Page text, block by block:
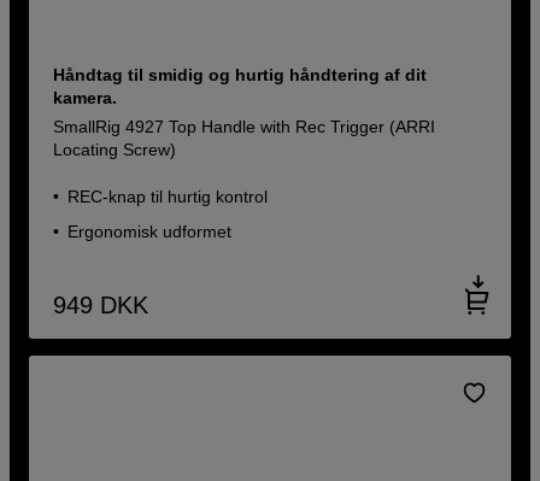
Håndtag til smidig og hurtig håndtering af dit
kamera.
SmallRig 4927 Top Handle with Rec Trigger (ARRI
Locating Screw)
REC-knap til hurtig kontrol
Ergonomisk udformet
949 DKK